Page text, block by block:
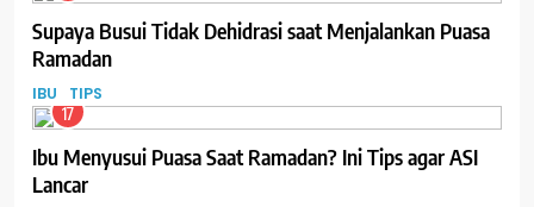
Supaya Busui Tidak Dehidrasi saat Menjalankan Puasa
Ramadan
IBU TIPS
17
Ibu Menyusui Puasa Saat Ramadan? Ini Tips agar ASI
Lancar